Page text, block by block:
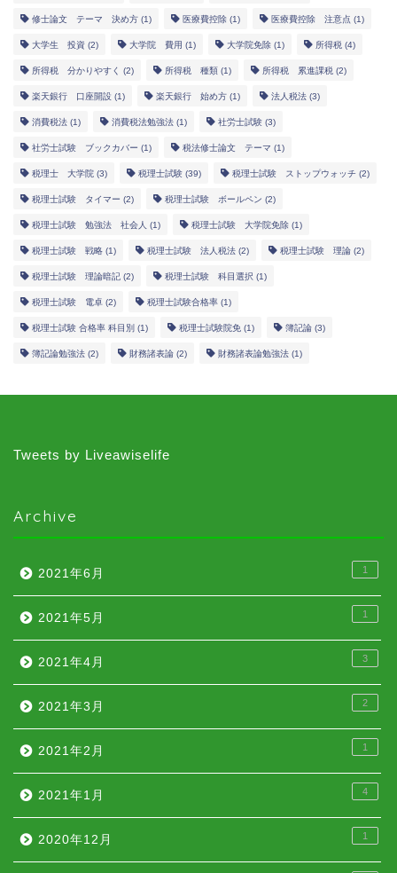
修士論文 テーマ 決め方 (1) 医療費控除 (1) 医療費控除 注意点 (1)
大学生 投資 (2) 大学院 費用 (1) 大学院免除 (1) 所得税 (4)
所得税 分かりやすく (2) 所得税 種類 (1) 所得税 累進課税 (2)
楽天銀行 口座開設 (1) 楽天銀行 始め方 (1) 法人税法 (3)
消費税法 (1) 消費税法勉強法 (1) 社労士試験 (3)
社労士試験 ブックカバー (1) 税法修士論文 テーマ (1)
税理士 大学院 (3) 税理士試験 (39) 税理士試験 ストップウォッチ (2)
税理士試験 タイマー (2) 税理士試験 ボールペン (2)
税理士試験 勉強法 社会人 (1) 税理士試験 大学院免除 (1)
税理士試験 戦略 (1) 税理士試験 法人税法 (2) 税理士試験 理論 (2)
税理士試験 理論暗記 (2) 税理士試験 科目選択 (1)
税理士試験 電卓 (2) 税理士試験合格率 (1)
税理士試験 合格率 科目別 (1) 税理士試験院免 (1) 簿記論 (3)
簿記論勉強法 (2) 財務諸表論 (2) 財務諸表論勉強法 (1)
Tweets by Liveawiselife
Archive
2021年6月 1
2021年5月 1
2021年4月 3
2021年3月 2
2021年2月 1
2021年1月 4
2020年12月 1